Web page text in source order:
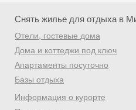
Снять жилье для отдыха в
Отели, гостевые дома
Дома и коттеджи под ключ
Апартаменты посуточно
Базы отдыха
Информация о курорте